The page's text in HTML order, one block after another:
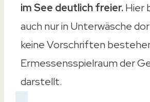
im See deutlich freier.Hier
auch nur in Unterwäsche
keine Vorschriften
Ermessensspielraum der
darstellt.